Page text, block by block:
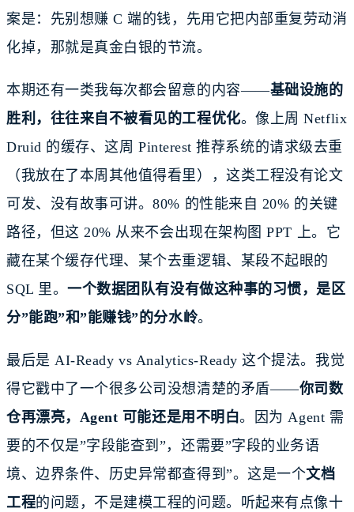
案是：先别想赚 C 端的钱，先用它把内部重复劳动消
化掉，那就是真金白银的节流。
本期还有一类我每次都会留意的内容——基础设施的
胜利，往往来自不被看见的工程优化。像上周 Netflix
Druid 的缓存、这周 Pinterest 推荐系统的请求级去重
（我放在了本周其他值得看里），这类工程没有论文
可发、没有故事可讲。80% 的性能来自 20% 的关键
路径，但这 20% 从来不会出现在架构图 PPT 上。它
藏在某个缓存代理、某个去重逻辑、某段不起眼的
SQL 里。一个数据团队有没有做这种事的习惯，是区
分”能跑”和”能赚钱”的分水岭。
最后是 AI-Ready vs Analytics-Ready 这个提法。我觉
得它戳中了一个很多公司没想清楚的矛盾——你司数
仓再漂亮，Agent 可能还是用不明白。因为 Agent 需
要的不仅是”字段能查到”，还需要”字段的业务语
境、边界条件、历史异常都查得到”。这是一个文档
工程的问题，不是建模工程的问题。听起来有点像十